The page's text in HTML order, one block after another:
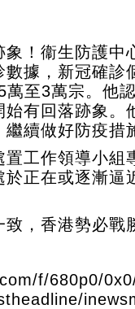
！衞生防護中
據，新冠確診
至3萬宗。他
有回落跡象。
續做好防疫措
工作領導小組
正在或逐漸逼
，香港勢必戰
f/680p0/